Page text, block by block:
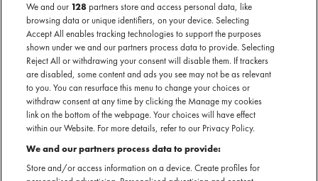
JESSE HOEFNAGELS
We and our 128partners store and access personal data, like
browsing data or unique identifiers, on your device. Selecting
Accept All enables tracking technologies to support the purposes
shown under we and our partners process data to provide. Selecting
Reject All or withdrawing your consent will disable them. If trackers
are disabled, some content and ads you see may not be as relevant
to you. You can resurface this menu to change your choices or
withdraw consent at any time by clicking the Manage my cookies
link on the bottom of the webpage. Your choices will have effect
within our Website. For more details, refer to our Privacy Policy.
We and our partners process data to provide:
Store and/or access information on a device. Create profiles for